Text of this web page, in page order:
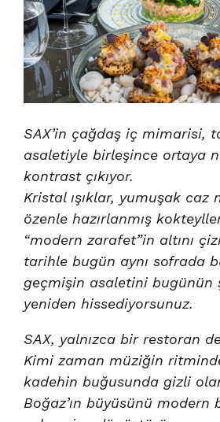
SAX’in çağdaş iç mimarisi,
asaletiyle birleşince ortaya
kontrast çıkıyor.
Kristal ışıklar, yumuşak caz
özenle hazırlanmış
“modern zarafet”in altını
tarihle bugün aynı sofrada
geçmişin asaletini bugünün
yeniden hissediyorsunuz.
SAX, yalnızca bir restoran
Kimi zaman müziğin
kadehin buğusunda gizli
Boğaz’ın büyüsünü modern